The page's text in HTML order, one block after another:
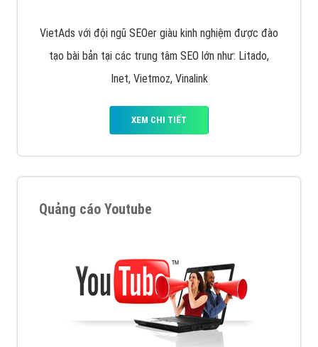
VietAds với đội ngũ SEOer giàu kinh nghiệm được đào
tạo bài bản tại các trung tâm SEO lớn như: Litado,
Inet, Vietmoz, Vinalink
XEM CHI TIẾT
Quảng cáo Youtube